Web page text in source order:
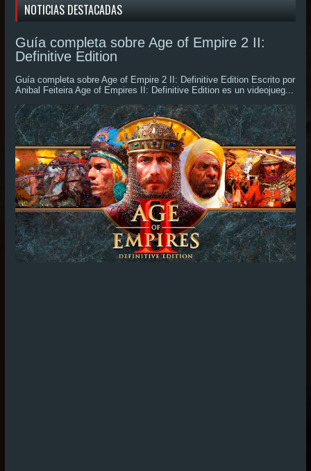
NOTICIAS DESTACADAS
Guía completa sobre Age of Empire 2 II:
Definitive Edition
Guía completa sobre Age of Empire 2 II: Definitive Edition Escrito por
Anibal Feiteira Age of Empires II: Definitive Edition es un videojueg...